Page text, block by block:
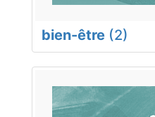
bien-être (2)